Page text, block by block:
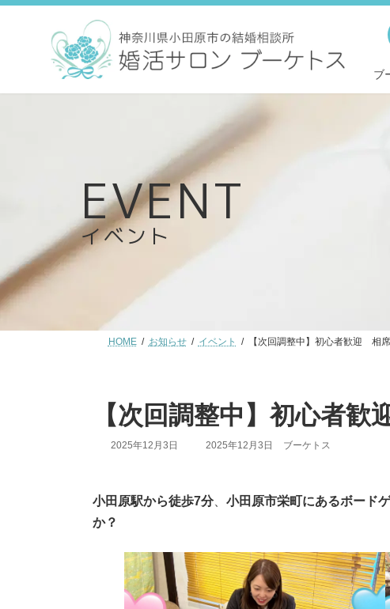
コ
ナ
ブ
イベント
HOME お知らせ イベント 【次回調整中】初心者歓迎 相
【次回調整中】初心者
2025年12月3日
最
日
2025年12月3日 ブーケトス
小田原駅から徒歩7分、 小田原市栄町にあるボード
か？